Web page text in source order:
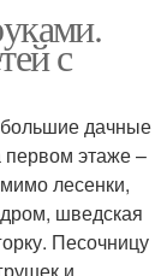
с
дачные
первом этаже –
лесенки,
шведская
Песочницу